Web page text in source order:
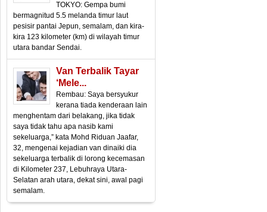
TOKYO: Gempa bumi
bermagnitud 5.5 melanda timur laut
pesisir pantai Jepun, semalam, dan kira-
kira 123 kilometer (km) di wilayah timur
utara bandar Sendai.
Van Terbalik Tayar
‘mele...
Rembau: Saya bersyukur
kerana tiada kenderaan lain
menghentam dari belakang, jika tidak
saya tidak tahu apa nasib kami
sekeluarga,” kata Mohd Riduan Jaafar,
32, mengenai kejadian van dinaiki dia
sekeluarga terbalik di lorong kecemasan
di Kilometer 237, Lebuhraya Utara-
Selatan arah utara, dekat sini, awal pagi
semalam.